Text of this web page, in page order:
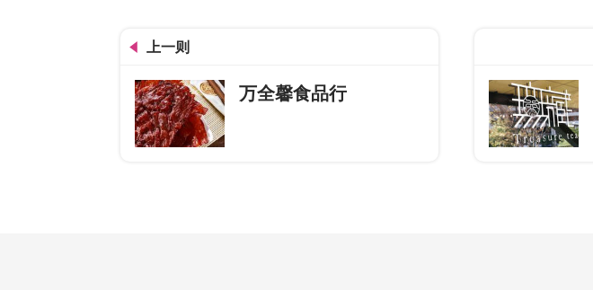
上一则
万全馨食品行